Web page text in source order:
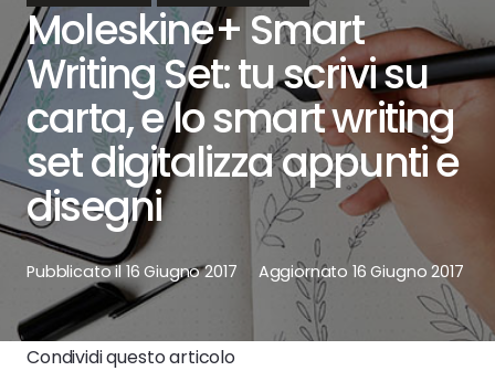
Moleskine+ Smart
Writing Set: tu scrivi su
carta, e lo smart writing
set digitalizza appunti e
disegni
Pubblicato il16 Giugno 2017 Aggiornato 16 Giugno 2017
Condividi questo articolo